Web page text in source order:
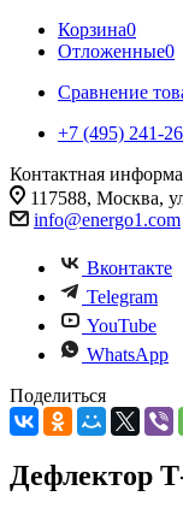
Корзина0
Отложенные0
Сравнение
+7 (495) 241-
Контактная
117588, Москва,
info@energo1.com
Вконтакте
Telegram
YouTube
WhatsApp
Поделиться
Дефлектор